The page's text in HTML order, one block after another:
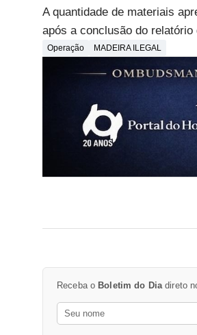
A quantidade de materiais
após a conclusão do
Operação MADEIRA ILEGAL
Receba o Boletim do Diadireto